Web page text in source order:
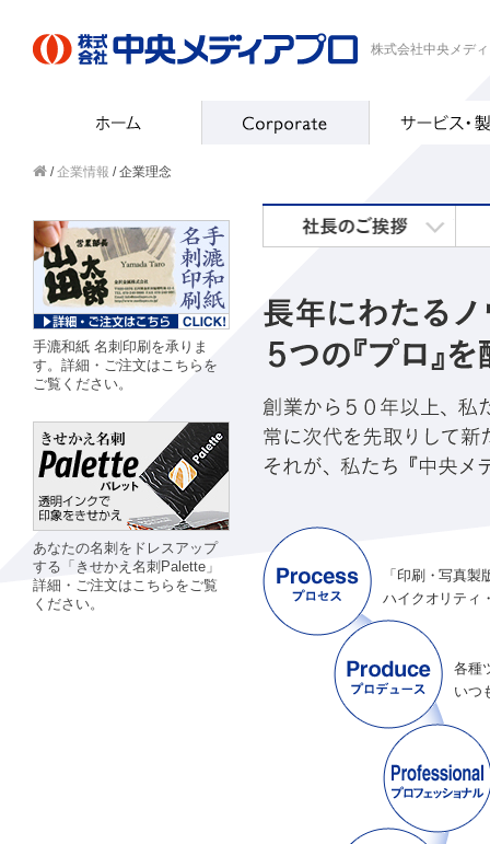
株式会社中央メデ
/企業情報 / 企業理念
手漉和紙 名刺印刷を承りま
す。詳細・ご注文はこちらを
ご覧ください。
あなたの名刺をドレスアップ
する「きせかえ名刺Palette」
詳細・ご注文はこちらをご覧
ください。
「印刷・写真
ハイクオリティ
各種
いつ